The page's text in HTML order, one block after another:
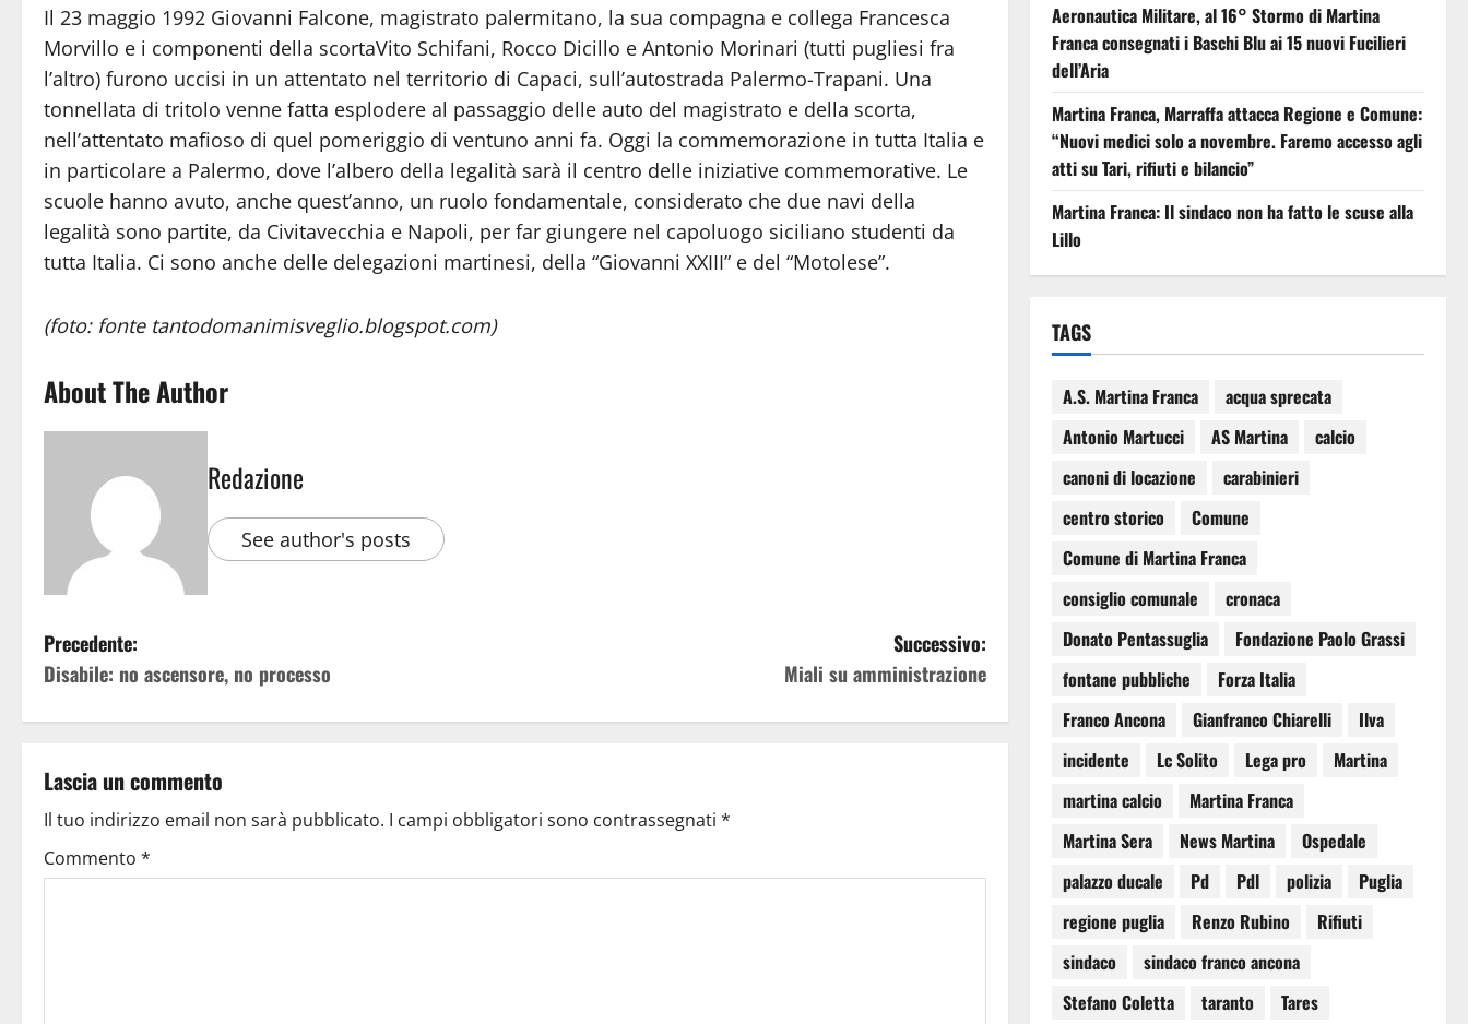
Il 23 maggio 1992 Giovanni Falcone, magistrato palermitano, la sua compagna e collega Francesca
Morvillo e i componenti della scortaVito Schifani, Rocco Dicillo e Antonio Morinari (tutti pugliesi fra
l’altro) furono uccisi in un attentato nel territorio di Capaci, sull’autostrada Palermo-Trapani. Una
tonnellata di tritolo venne fatta esplodere al passaggio delle auto del magistrato e della scorta,
nell’attentato mafioso di quel pomeriggio di ventuno anni fa. Oggi la commemorazione in tutta Italia e
in particolare a Palermo, dove l’albero della legalità sarà il centro delle iniziative commemorative. Le
scuole hanno avuto, anche quest’anno, un ruolo fondamentale, considerato che due navi della
legalità sono partite, da Civitavecchia e Napoli, per far giungere nel capoluogo siciliano studenti da
tutta Italia. Ci sono anche delle delegazioni martinesi, della “Giovanni XXIII” e del “Motolese”.
(foto: fonte tantodomanimisveglio.blogspot.com)
About The Author
Redazione
See author's posts
Precedente:
Disabile: no ascensore, no processo
Successivo:
Miali su amministrazione
Lascia un commento
Il tuo indirizzo email non sarà pubblicato. I campi obbligatori sono contrassegnati *
Commento *
Aeronautica Militare, al 16° Stormo di Martina
Franca consegnati i Baschi Blu ai 15 nuovi Fucilieri
dell’Aria
Martina Franca, Marraffa attacca Regione e Comune:
“Nuovi medici solo a novembre. Faremo accesso agli
atti su Tari, rifiuti e bilancio”
Martina Franca: Il sindaco non ha fatto le scuse alla
Lillo
TAGS
A.S. Martina Franca
acqua sprecata
Antonio Martucci
AS Martina
calcio
canoni di locazione
carabinieri
centro storico
Comune
Comune di Martina Franca
consiglio comunale
cronaca
Donato Pentassuglia
Fondazione Paolo Grassi
fontane pubbliche
Forza Italia
Franco Ancona
Gianfranco Chiarelli
Ilva
incidente
Lc Solito Lega pro
Martina
martina calcio
Martina Franca
Martina Sera
News Martina
Ospedale
palazzo ducale
Pd Pdl polizia
Puglia
regione puglia
Renzo Rubino
Rifiuti
sindaco
sindaco franco ancona
Stefano Coletta
taranto
Tares